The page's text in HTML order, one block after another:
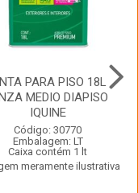
PARA PISO 18L
MEDIO DIAPISO
IQUINE
Código: 30770
Embalagem: LT
Caixa contém 1 lt
meramente ilustrativa